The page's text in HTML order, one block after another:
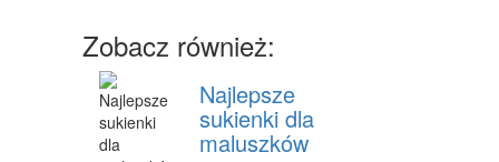
USŁUGI MOTORYZACYJNE
SALONY, KOMISY
E-MARKETING
Zobacz również:
Najlepsze
sukienki dla
maluszków